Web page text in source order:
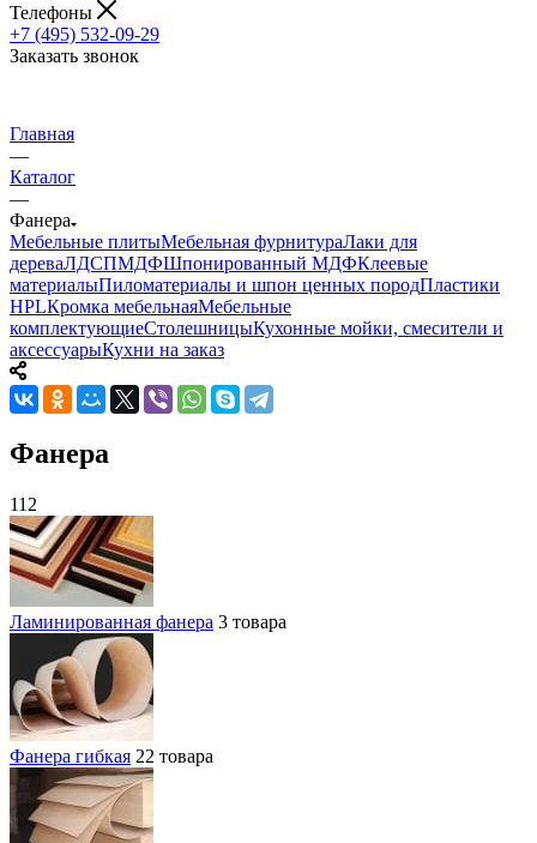
Телефоны
+7 (495) 532-09-29
Заказать звонок
Главная
—
Каталог
—
Фанера
Мебельные плитыМебельная фурнитураЛаки для
дереваЛДСПМДФШпонированный МДФКлеевые
материалыПиломатериалы и шпон ценных породПластики
HPLКромка мебельнаяМебельные
комплектующиеСтолешницыКухонные мойки, смесители и
аксессуарыКухни на заказ
Фанера
112
Ламинированная фанера 3 товара
Фанера гибкая 22 товара